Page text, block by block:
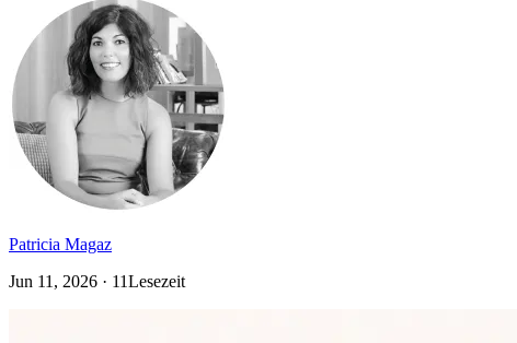
Patricia Magaz
Jun 11, 2026 · 11Lesezeit